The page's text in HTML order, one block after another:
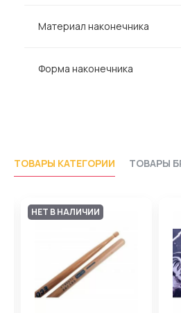
Материал наконечника
Форма наконечника
ТОВАРЫ КАТЕГОРИИ ТОВАРЫ
НЕТ В НАЛИЧИИ